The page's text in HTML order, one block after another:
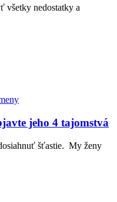
všetky nedostatky a
jeho 4 tajomstvá
šťastie. My ženy